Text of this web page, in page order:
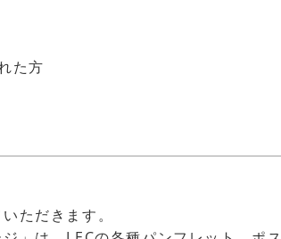
た方
ただきます。